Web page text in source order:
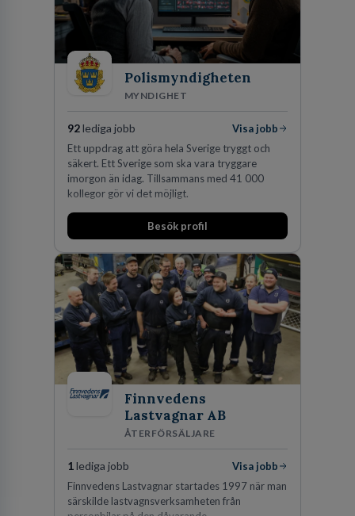
Polismyndigheten
MYNDIGHET
92lediga jobb
Visa jobb
Ett uppdrag att göra hela Sverige tryggt och
säkert. Ett Sverige som ska vara tryggare
imorgon än idag. Tillsammans med 41 000
kollegor gör vi det möjligt.
Besök profil
Finnvedens
Lastvagnar AB
ÅTERFÖRSÄLJARE
1lediga jobb
Visa jobb
Finnvedens Lastvagnar startades 1997 när man
särskilde lastvagnsverksamheten från